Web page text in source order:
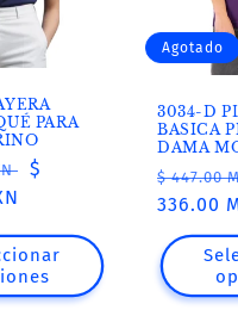
PARA
Precio
$
Agotado
3034-D
BASICA
DAMA
Precio
$ 447.00
336.00